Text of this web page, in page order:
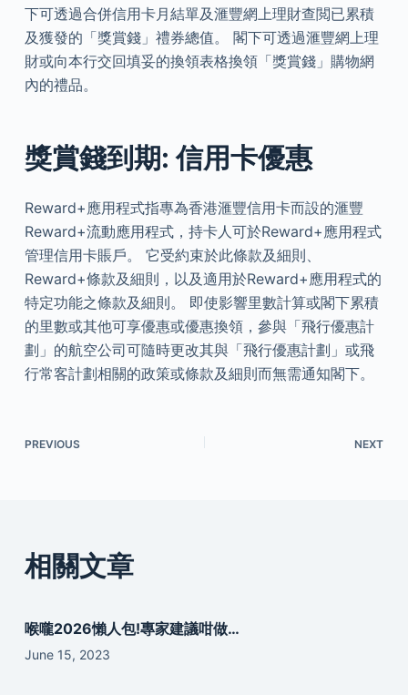
下可透過合併信用卡月結單及滙豐網上理財查閲已累積
及獲發的「獎賞錢」禮券總值。 閣下可透過滙豐網上理
財或向本行交回填妥的換領表格換領「獎賞錢」購物網
內的禮品。
獎賞錢到期: 信用卡優惠
Reward+應用程式指專為香港滙豐信用卡而設的滙豐
Reward+流動應用程式，持卡人可於Reward+應用程式
管理信用卡賬戶。 它受約束於此條款及細則、
Reward+條款及細則，以及適用於Reward+應用程式的
特定功能之條款及細則。 即使影響里數計算或閣下累積
的里數或其他可享優惠或優惠換領，參與「飛行優惠計
劃」的航空公司可隨時更改其與「飛行優惠計劃」或飛
行常客計劃相關的政策或條款及細則而無需通知閣下。
PREVIOUS NEXT
相關文章
喉嚨2026懶人包!專家建議咁做…
June 15, 2023